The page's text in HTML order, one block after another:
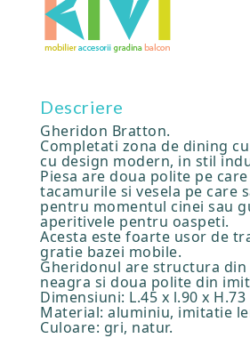
Descriere
Gheridon Bratton.
Completati zona de dining
cu design modern, in stil
Piesa are doua polite pe
tacamurile si vesela pe care
pentru momentul cinei sau
aperitivele pentru oaspeti.
Acesta este foarte usor de
gratie bazei mobile.
Gheridonul are structura
neagra si doua polite din
Dimensiuni: L.45 x l.90 x H.73
Material: aluminiu, imitatie
Culoare: gri, natur.